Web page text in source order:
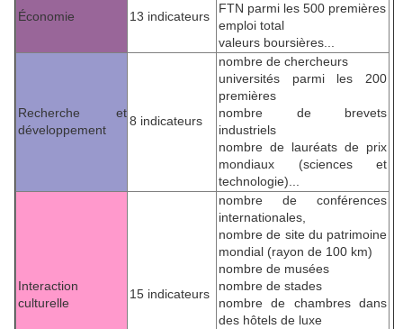
Économie 13 indicateurs
FTN parmi les 500 premières
emploi total
valeurs boursières...
Recherche et
développement
8 indicateurs
nombre de chercheurs
universités parmi les 200
premières
nombre de brevets
industriels
nombre de lauréats de prix
mondiaux (sciences et
technologie)...
Interaction
culturelle
15 indicateurs
nombre de conférences
internationales,
nombre de site du patrimoine
mondial (rayon de 100 km)
nombre de musées
nombre de stades
nombre de chambres dans
des hôtels de luxe